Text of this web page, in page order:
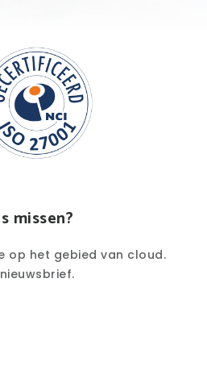
missen?
op het gebied van cloud.